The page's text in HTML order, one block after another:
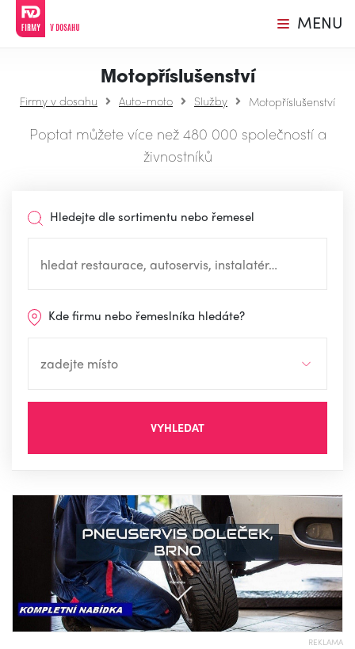
MENU
Motopříslušenství
Firmy v dosahu Auto-moto Služby Motopříslušenství
Poptat můžete více než 480 000 společností a
živnostníků
Hledejte dle sortimentu nebo řemesel
Kde firmu nebo řemeslníka hledáte?
VYHLEDAT
REKLAMA